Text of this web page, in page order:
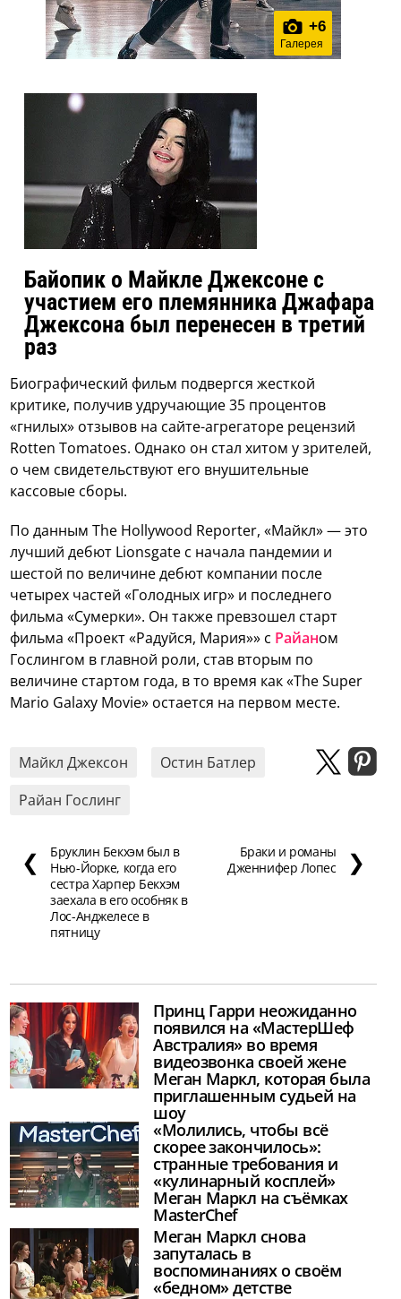
+6
Галерея
Байопик о Майкле Джексоне с
участием его племянника Джафара
Джексона был перенесен в третий
раз
Биографический фильм подвергся жесткой
критике, получив удручающие 35 процентов
«гнилых» отзывов на сайте-агрегаторе рецензий
Rotten Tomatoes. Однако он стал хитом у зрителей,
о чем свидетельствуют его внушительные
кассовые сборы.
По данным The Hollywood Reporter, «Майкл» — это
лучший дебют Lionsgate с начала пандемии и
шестой по величине дебют компании после
четырех частей «Голодных игр» и последнего
фильма «Сумерки». Он также превзошел старт
фильма «Проект «Радуйся, Мария»» с Райаном
Гослингом в главной роли, став вторым по
величине стартом года, в то время как «The Super
Mario Galaxy Movie» остается на первом месте.
Майкл Джексон
Остин Батлер
Райан Гослинг
❮
Бруклин Бекхэм был в
Нью-Йорке, когда его
сестра Харпер Бекхэм
заехала в его особняк в
Лос-Анджелесе в
пятницу
Браки и романы
Дженнифер Лопес
❯
Принц Гарри неожиданно
появился на «МастерШеф
Австралия» во время
видеозвонка своей жене
Меган Маркл, которая была
приглашенным судьей на
шоу
«Молились, чтобы всё
скорее закончилось»:
странные требования и
«кулинарный косплей»
Меган Маркл на съёмках
MasterChef
Меган Маркл снова
запуталась в
воспоминаниях о своём
«бедном» детстве